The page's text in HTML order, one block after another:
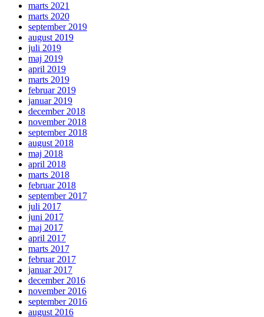
marts 2021
marts 2020
september 2019
august 2019
juli 2019
maj 2019
april 2019
marts 2019
februar 2019
januar 2019
december 2018
november 2018
september 2018
august 2018
maj 2018
april 2018
marts 2018
februar 2018
september 2017
juli 2017
juni 2017
maj 2017
april 2017
marts 2017
februar 2017
januar 2017
december 2016
november 2016
september 2016
august 2016